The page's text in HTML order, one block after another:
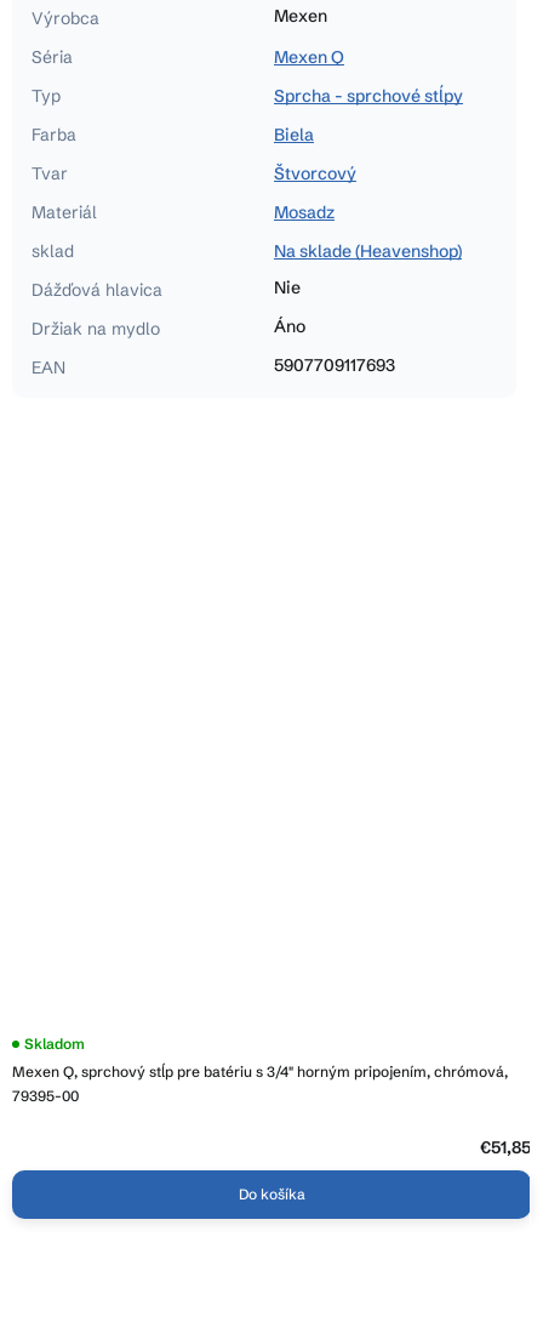
Výrobca
Mexen
Séria
Mexen Q
Typ
Sprcha - sprchové stĺpy
Farba
Biela
Tvar
Štvorcový
Materiál
Mosadz
sklad
Na sklade (Heavenshop)
Dážďová hlavica
Nie
Držiak na mydlo
Áno
EAN
5907709117693
Mexen Q, sprchový stĺp pre batériu s 3/4" horným pripojením, chrómová,
79395-00
Skladom
€51,85
Do košíka